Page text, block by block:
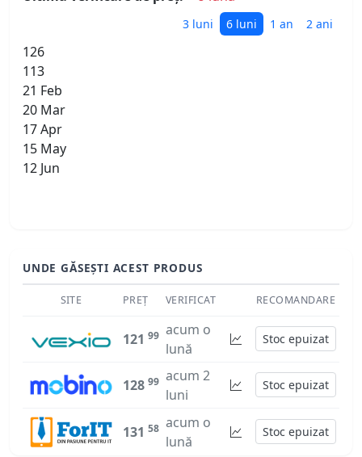
3 luni 6 luni 1 an 2 ani
126
113
21 Feb
20 Mar
17 Apr
15 May
12 Jun
UNDE GĂSEȘTI ACEST PRODUS
SITE PREȚ VERIFICAT RECOMANDARE
121 99 acum o
lună
Stoc epuizat
128 99 acum 2
luni
Stoc epuizat
131 58 acum o
lună
Stoc epuizat